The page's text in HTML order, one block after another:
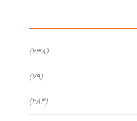
(238)
(79)
(284)